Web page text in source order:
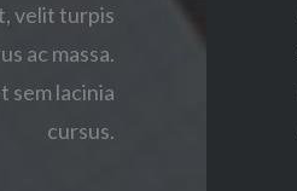
velit turpis
ac massa.
sem lacinia
cursus.